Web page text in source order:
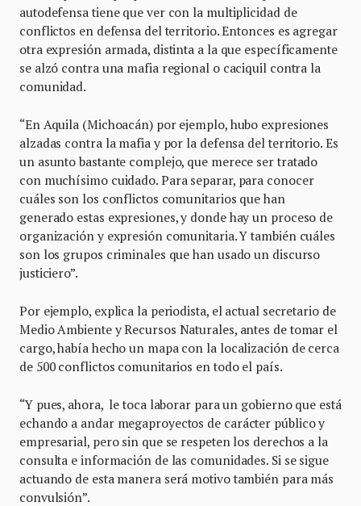
autodefensa tiene que ver con la multiplicidad de
conflictos en defensa del territorio. Entonces es agregar
otra expresión armada, distinta a la que específicamente
se alzó contra una mafia regional o caciquil contra la
comunidad.
“En Aquila (Michoacán) por ejemplo, hubo expresiones
alzadas contra la mafia y por la defensa del territorio. Es
un asunto bastante complejo, que merece ser tratado
con muchísimo cuidado. Para separar, para conocer
cuáles son los conflictos comunitarios que han
generado estas expresiones, y donde hay un proceso de
organización y expresión comunitaria. Y también cuáles
son los grupos criminales que han usado un discurso
justiciero”.
Por ejemplo, explica la periodista, el actual secretario de
Medio Ambiente y Recursos Naturales, antes de tomar el
cargo, había hecho un mapa con la localización de cerca
de 500 conflictos comunitarios en todo el país.
“Y pues, ahora, le toca laborar para un gobierno que está
echando a andar megaproyectos de carácter público y
empresarial, pero sin que se respeten los derechos a la
consulta e información de las comunidades. Si se sigue
actuando de esta manera será motivo también para más
convulsión”.